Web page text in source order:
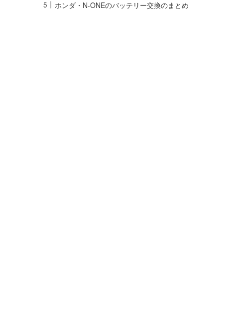
ホンダ・N-ONEのバッテリー交換のまとめ